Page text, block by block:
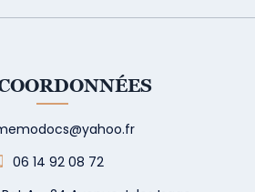
06 14 92 08 72